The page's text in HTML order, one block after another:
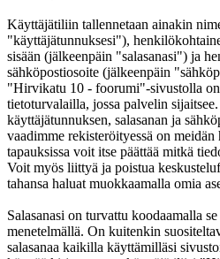
Käyttäjätiliin tallennetaan ainakin
"käyttäjätunnuksesi"),
sisään (jälkeenpäin "salasanasi") ja
sähköpostiosoite (jälkeenpäin
"Hirvikatu 10 - foorumi"-sivustolla on
tietoturvalailla, jossa palvelin
käyttäjätunnuksen, salasanan ja
vaadimme rekisteröityessä on
tapauksissa voit itse päättää mitkä
Voit myös liittyä ja poistua
tahansa haluat muokkaamalla omia
Salasanasi on turvattu koodaamalla
menetelmällä. On kuitenkin
salasanaa kaikilla käyttämilläsi